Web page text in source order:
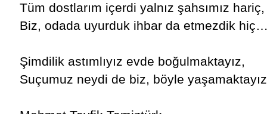
Tüm dostlarım içerdi yalnız şahsımız hariç,
Biz, odada uyurduk ihbar da etmezdik hiç…
Şimdilik astımlıyız evde boğulmaktayız,
Suçumuz neydi de biz, böyle